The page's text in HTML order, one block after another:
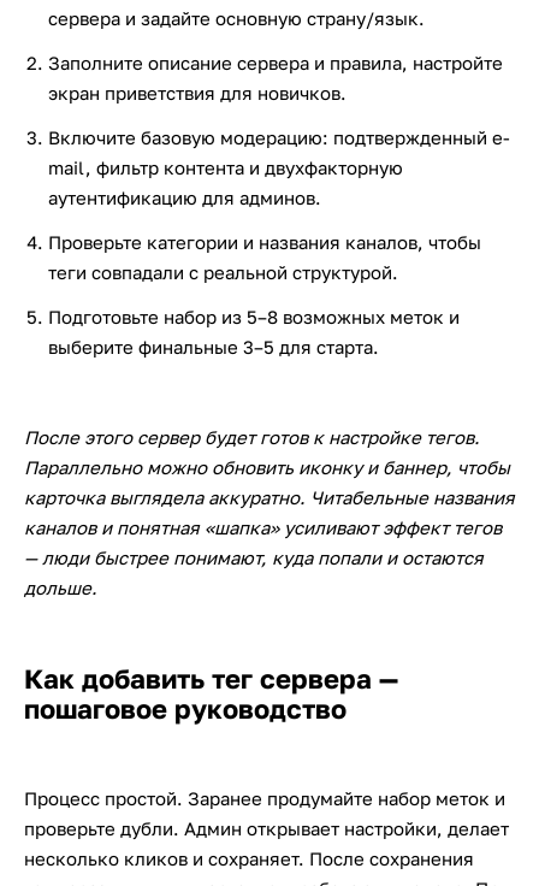
сервера и задайте основную страну/язык.
Заполните описание сервера и правила, настройте
экран приветствия для новичков.
Включите базовую модерацию: подтвержденный e-
mail, фильтр контента и двухфакторную
аутентификацию для админов.
Проверьте категории и названия каналов, чтобы
теги совпадали с реальной структурой.
Подготовьте набор из 5–8 возможных меток и
выберите финальные 3–5 для старта.
После этого сервер будет готов к настройке тегов.
Параллельно можно обновить иконку и баннер, чтобы
карточка выглядела аккуратно. Читабельные названия
каналов и понятная «шапка» усиливают эффект тегов
— люди быстрее понимают, куда попали и остаются
дольше.
Как добавить тег сервера —
пошаговое руководство
Процесс простой. Заранее продумайте набор меток и
проверьте дубли. Админ открывает настройки, делает
несколько кликов и сохраняет. После сохранения